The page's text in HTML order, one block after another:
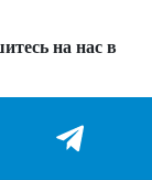
на нас в